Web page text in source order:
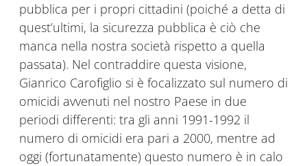
pubblica per i propri cittadini (poiché a detta di
quest’ultimi, la sicurezza pubblica è ciò che
manca nella nostra società rispetto a quella
passata). Nel contraddire questa visione,
Gianrico Carofiglio si è focalizzato sul numero di
omicidi avvenuti nel nostro Paese in due
periodi differenti: tra gli anni 1991-1992 il
numero di omicidi era pari a 2000, mentre ad
oggi (fortunatamente) questo numero è in calo